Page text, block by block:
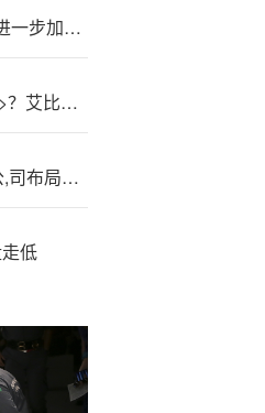
美‘丽’田‘园’收购思妍丽，进一步加速品牌战略升级
435万元年薪为何仍不<满>？艾比森实控人丁彦辉回应“反对自己当董事长”：薪酬分配不科学、不合理
太平洋证{券}：通过参股公,司布局东南亚市场
低